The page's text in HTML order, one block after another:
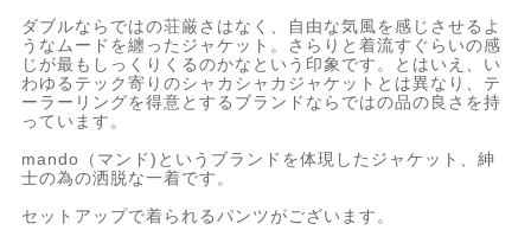
ダブルならではの荘厳さはなく、自由な気風を感じさせるよ
うなムードを纏ったジャケット。さらりと着流すぐらいの感
じが最もしっくりくるのかなという印象です。とはいえ、い
わゆるテック寄りのシャカシャカジャケットとは異なり、テ
ーラーリングを得意とするブランドならではの品の良さを持
っています。
mando（マンド)というブランドを体現したジャケット、紳
士の為の洒脱な一着です。
セットアップで着られるパンツがございます。